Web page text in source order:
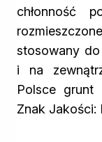
chłonność
stosowany do
i na
Polsce grunt
Znak Jakości: